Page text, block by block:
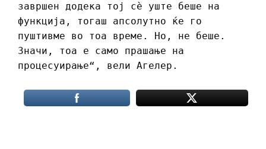
завршен додека тој сè уште беше на
функција, тогаш апсолутно ќе го
пуштивме во тоа време. Но, не беше.
Значи, тоа е само прашање на
процесуирање“, вели Агелер.